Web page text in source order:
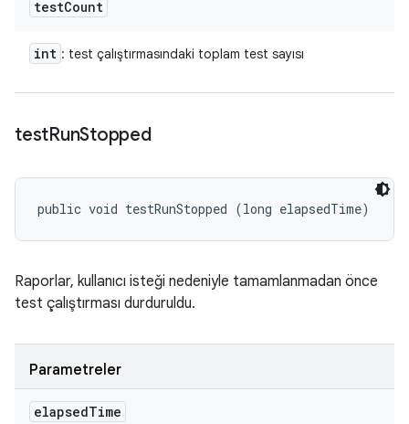
testCount
int : test çalıştırmasındaki toplam test sayısı
testRunStopped
public void testRunStopped (long elapsedTime)
Raporlar, kullanıcı isteği nedeniyle tamamlanmadan önce
test çalıştırması durduruldu.
Parametreler
elapsedTime